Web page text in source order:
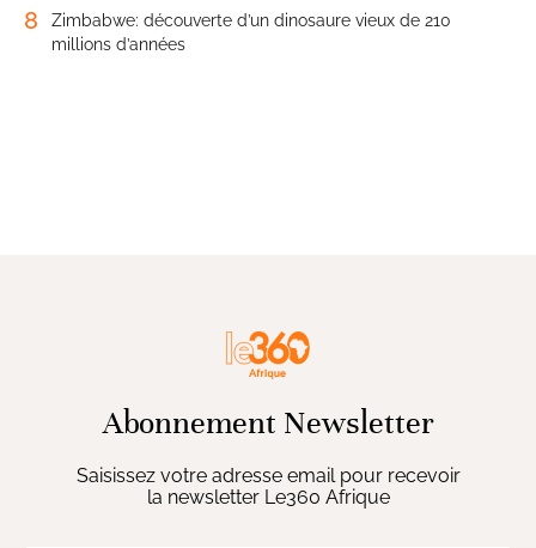
8
Zimbabwe: découverte d’un dinosaure vieux de 210
millions d’années
Abonnement Newsletter
Saisissez votre adresse email pour recevoir
la newsletter Le360 Afrique